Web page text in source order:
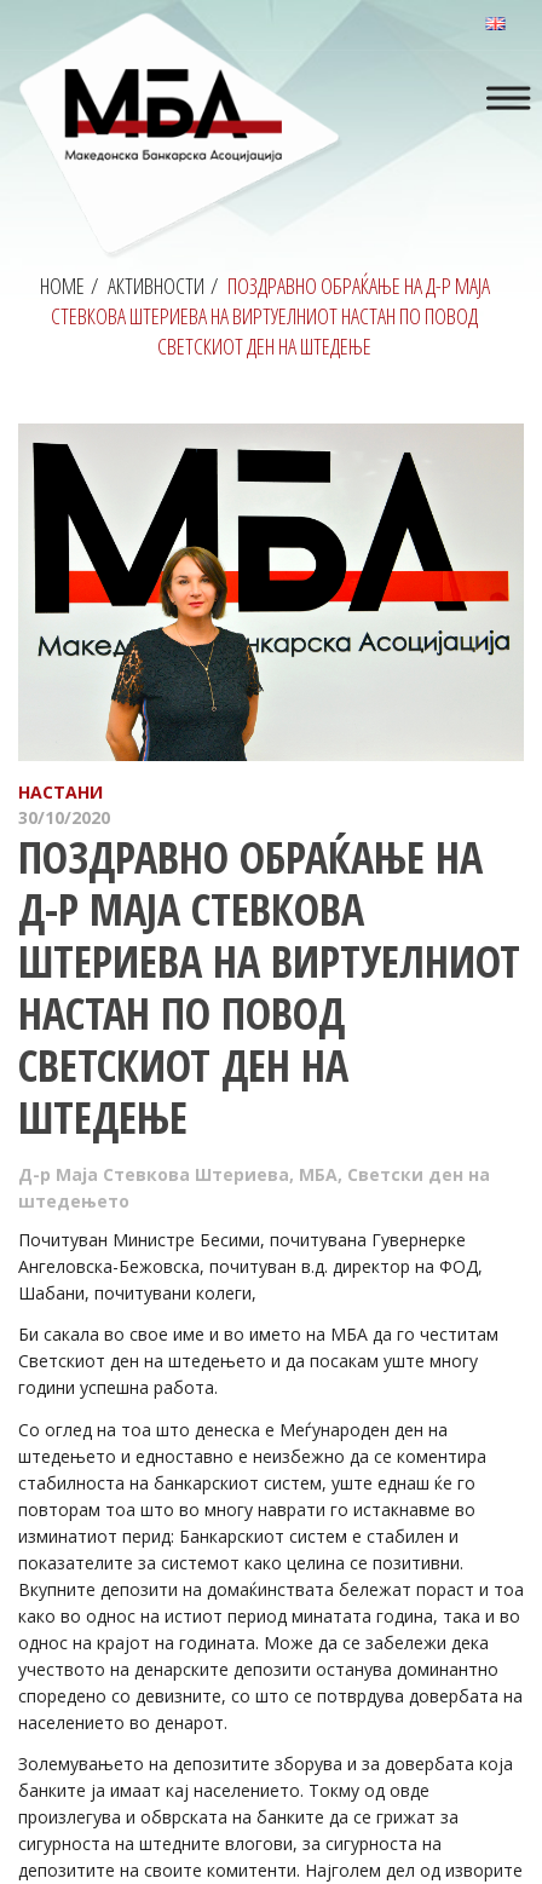
HOME / АКТИВНОСТИ / ПОЗДРАВНО ОБРАЌАЊЕ НА Д-Р МАЈА
СТЕВКОВА ШТЕРИЕВА НА ВИРТУЕЛНИОТ НАСТАН ПО ПОВОД
СВЕТСКИОТ ДЕН НА ШТЕДЕЊЕ
НАСТАНИ
30/10/2020
ПОЗДРАВНО ОБРАЌАЊЕ НА
Д-Р МАЈА СТЕВКОВА
ШТЕРИЕВА НА ВИРТУЕЛНИОТ
НАСТАН ПО ПОВОД
СВЕТСКИОТ ДЕН НА
ШТЕДЕЊЕ
Д-р Маја Стевкова Штериева, МБА, Светски ден на
штедењето
Почитуван Министре Бесими, почитувана Гувернерке
Ангеловска-Бежовска, почитуван в.д. директор на ФОД,
Шабани, почитувани колеги,
Би сакала во свое име и во името на МБА да го честитам
Светскиот ден на штедењето и да посакам уште многу
години успешна работа.
Со оглед на тоа што денеска е Меѓународен ден на
штедењето и едноставно е неизбежно да се коментира
стабилноста на банкарскиот систем, уште еднаш ќе го
повторам тоа што во многу наврати го истакнавме во
изминатиот перид: Банкарскиот систем е стабилен и
показателите за системот како целина се позитивни.
Вкупните депозити на домаќинствата бележат пораст и тоа
како во однос на истиот период минатата година, така и во
однос на крајот на годината. Може да се забележи дека
учеството на денарските депозити останува доминантно
споредено со девизните, со што се потврдува довербата на
населението во денарот.
Золемувањето на депозитите зборува и за довербата која
банките ја имаат кај населението. Токму од овде
произлегува и обврската на банките да се грижат за
сигурноста на штедните влогови, за сигурноста на
депозитите на своите комитенти. Најголем дел од изворите